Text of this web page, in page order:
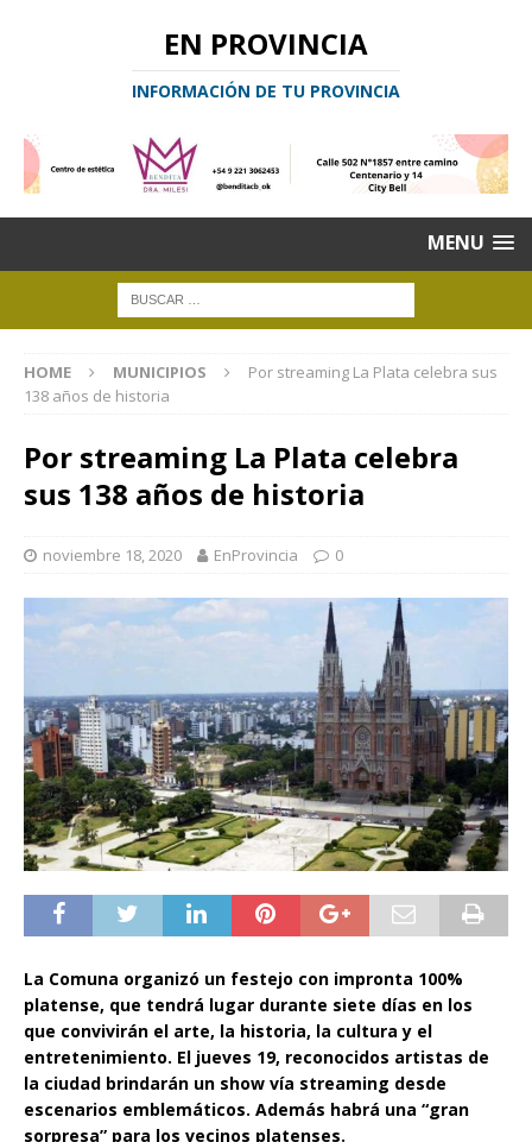
EN PROVINCIA
INFORMACIÓN DE TU PROVINCIA
MENU
HOME MUNICIPIOS
Por streaming La Plata celebra sus
138 años de historia
Por streaming La Plata celebra
sus 138 años de historia
noviembre 18, 2020 EnProvincia 0
La Comuna organizó un festejo con impronta 100%
platense, que tendrá lugar durante siete días en los
que convivirán el arte, la historia, la cultura y el
entretenimiento. El jueves 19, reconocidos artistas de
la ciudad brindarán un show vía streaming desde
escenarios emblemáticos. Además habrá una “gran
sorpresa” para los vecinos platenses.